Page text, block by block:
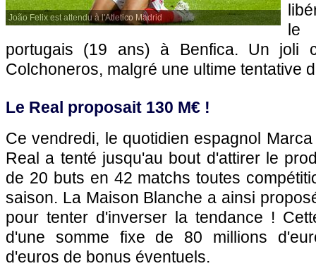
João Felix est attendu à l'Atletico Madrid
le
portugais (19 ans) à Benfica. Un joli
Colchoneros, malgré une ultime tentative
Le Real proposait 130 M€ !
Ce vendredi, le quotidien espagnol
Real a tenté jusqu'au bout d'attirer le
de 20 buts en 42 matchs toutes
saison. La Maison Blanche a ainsi
pour tenter d'inverser la tendance !
d'une somme fixe de 80 millions
d'euros de bonus éventuels.